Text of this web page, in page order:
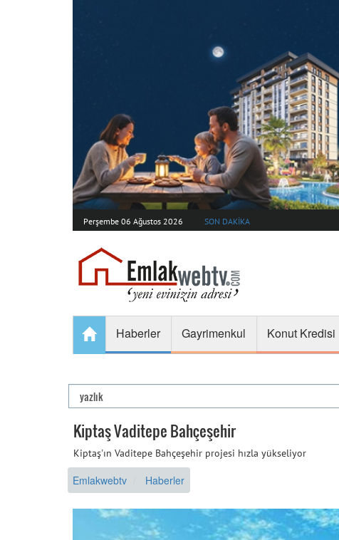
Perşembe 06 Ağustos 2026 SON DAKİKA
Haberler Gayrimenkul Konut Kredisi
Kiptaş Vaditepe Bahçeşehir
Kiptaş'ın Vaditepe Bahçeşehir projesi hızla yükseliyor
Emlakwebtv Haberler